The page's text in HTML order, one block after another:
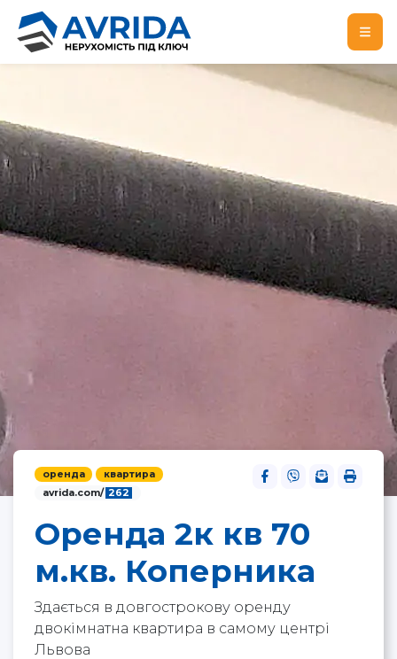
оренда
квартира
avrida.com/ 262
Оренда 2к кв 70
м.кв. Коперника
Здається в довгострокову оренду
двокімнатна квартира в самому центрі
Львова